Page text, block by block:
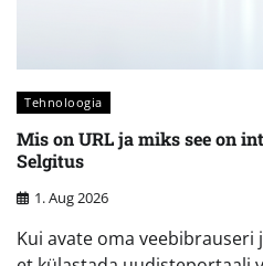
Tehnoloogia
Mis on URL ja miks see on
Selgitus
1. Aug 2026
Kui avate oma